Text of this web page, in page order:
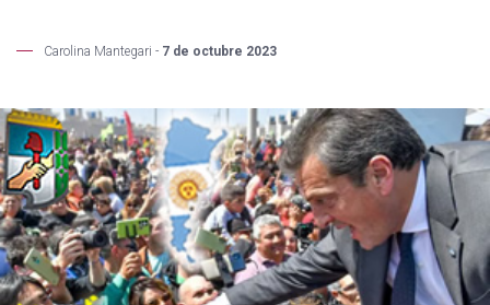
Carolina Mantegari - 7 de octubre 2023